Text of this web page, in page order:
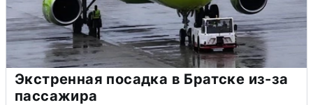
Экстренная посадка в Братске из-за
пассажира